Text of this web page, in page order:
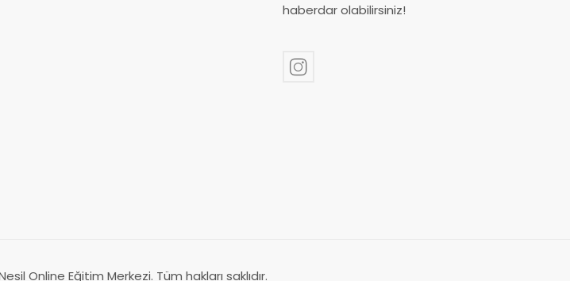
haberdar olabilir​siniz!
Online Eğitim Merkezi. Tüm hakları saklıdır.